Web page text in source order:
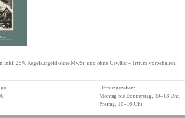
inkl. 25% Regelaufgeld ohne MwSt. und ohne Gewähr – Irrtum vorbehalten.
Öffnungszeiten:
Montag bis Donnerstag, 10–18 Uhr,
Freitag, 10–16 Uhr